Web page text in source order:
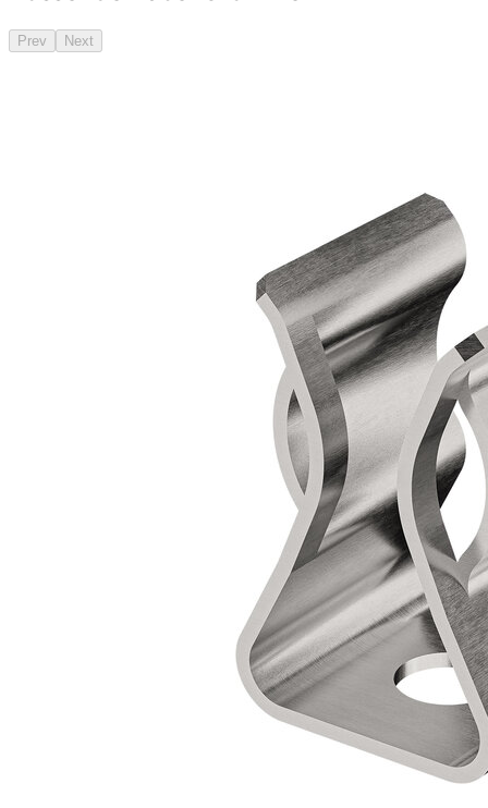
Prev Next